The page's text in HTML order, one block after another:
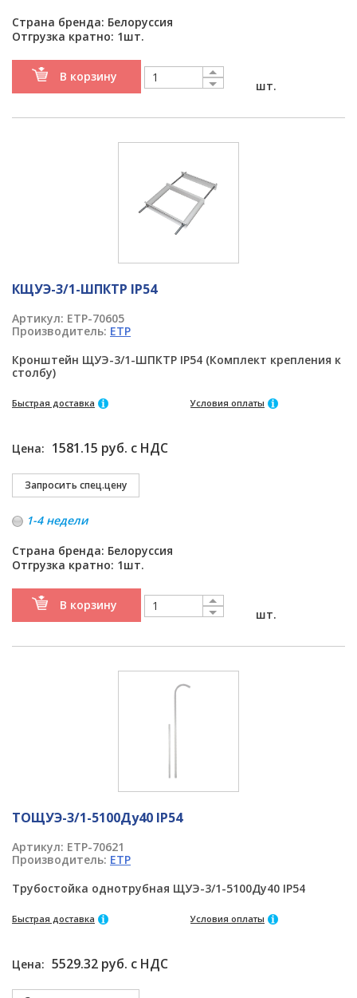
Страна бренда: Белоруссия
Отгрузка кратно: 1шт.
В корзину
шт.
КЩУЭ-3/1-ШПКТР IP54
Артикул: ETP-70605
Производитель: ETP
Кронштейн ЩУЭ-3/1-ШПКТР IP54 (Комплект крепления к
столбу)
Быстрая доставка Условия оплаты
Цена: 1581.15 руб. с НДС
1-4 недели
Страна бренда: Белоруссия
Отгрузка кратно: 1шт.
В корзину
шт.
ТОЩУЭ-3/1-5100Ду40 IP54
Артикул: ETP-70621
Производитель: ETP
Трубостойка однотрубная ЩУЭ-3/1-5100Ду40 IP54
Быстрая доставка Условия оплаты
Цена: 5529.32 руб. с НДС